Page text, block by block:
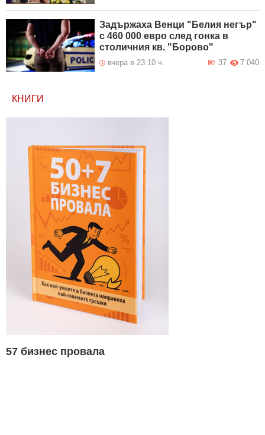
Задържаха Венци "Белия негър"
с 460 000 евро след гонка в
столичния кв. "Борово"
вчера в 23:10 ч. 7 040
37
КНИГИ
57 бизнес провала